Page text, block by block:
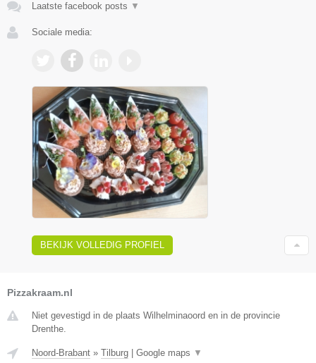
Laatste facebook posts ▼
Sociale media:
BEKIJK VOLLEDIG PROFIEL
Pizzakraam.nl
Niet gevestigd in de plaats Wilhelminaoord en in de provincie
Drenthe.
Noord-Brabant » Tilburg Google maps ▼